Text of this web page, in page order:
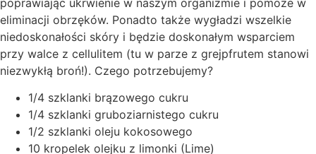
eliminacji obrzęków. Ponadto także wygładzi wszelkie
niedoskonałości skóry i będzie doskonałym wsparciem
przy walce z cellulitem (tu w parze z grejpfrutem stanowi
niezwykłą broń!). Czego potrzebujemy?
1/4 szklanki brązowego cukru
1/4 szklanki gruboziarnistego cukru
1/2 szklanki oleju kokosowego
10 kropelek olejku z limonki (Lime)